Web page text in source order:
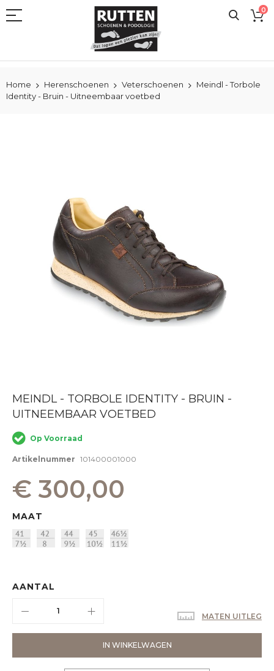
naar
0
Home Herenschoenen Veterschoenen
Meindl - Torbole
Identity - Bruin - Uitneembaar voetbed
Ga
het
van
de
afbeeldingen-
MEINDL - TORBOLE IDENTITY - BRUIN -
UITNEEMBAAR VOETBED
Op Voorraad
Artikelnummer 101400001000
€ 300,00
MAAT
AANTAL
IN WINKELWAGEN
MATEN UITLEG